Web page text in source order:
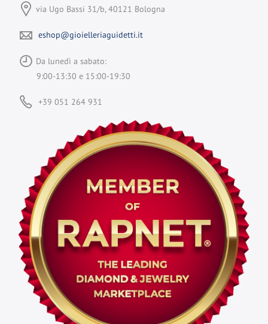
via Ugo Bassi 31/b, 40121 Bologna
eshop@gioielleriaguidetti.it
Da lunedì a sabato:
9:00-13:30 e 15:00-19:30
+39 051 264 931